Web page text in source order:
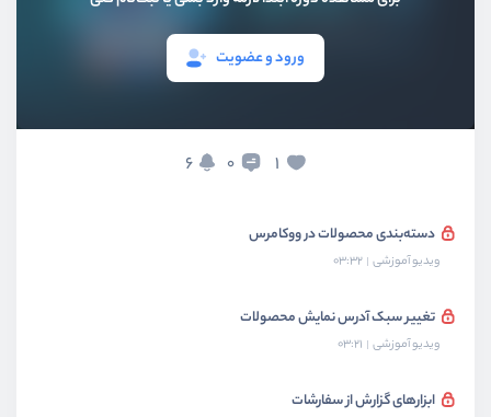
ورود و عضویت
1
0
6
ویدیو آموزشی
یک نکته مهم در مورد ماژول‌های جانبی
دسته‌بندی محصولات در ووکامرس
ویدیو آموزشی 03:32
تغییر سبک آدرس نمایش محصولات
ویدیو آموزشی 03:21
ابزارهای گزارش از سفارشات